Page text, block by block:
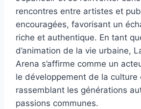
rencontres entre artistes et
encouragées, favorisant un
riche et authentique. En tant
d’animation de la vie urbaine,
Arena s’affirme comme un
le développement de la culture
rassemblant les générations
passions communes.